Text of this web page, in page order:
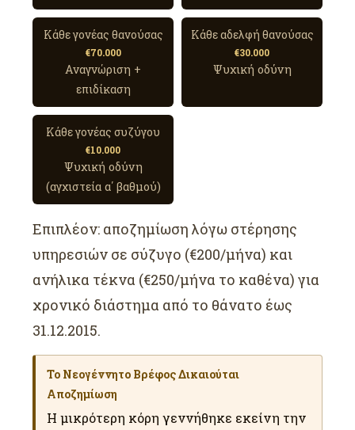
Κάθε γονέας θανούσας
€70.000
Αναγνώριση +
επιδίκαση
Κάθε αδελφή θανούσας
€30.000
Ψυχική οδύνη
Κάθε γονέας συζύγου
€10.000
Ψυχική οδύνη
(αγχιστεία α΄ βαθμού)
Επιπλέον: αποζημίωση λόγω στέρησης
υπηρεσιών σε σύζυγο (€200/μήνα) και
ανήλικα τέκνα (€250/μήνα το καθένα) για
χρονικό διάστημα από το θάνατο έως
31.12.2015.
Το Νεογέννητο Βρέφος Δικαιούται
Αποζημίωση
Η μικρότερη κόρη γεννήθηκε εκείνη την